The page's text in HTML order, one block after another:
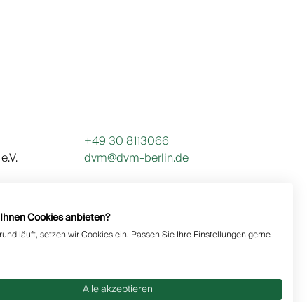
+49 30 8113066
dvm@dvm-berlin.de
Interner Bereich
Cookies anbieten?
läuft, setzen wir Cookies ein. Passen Sie Ihre Einstellungen gerne
Alle akzeptieren